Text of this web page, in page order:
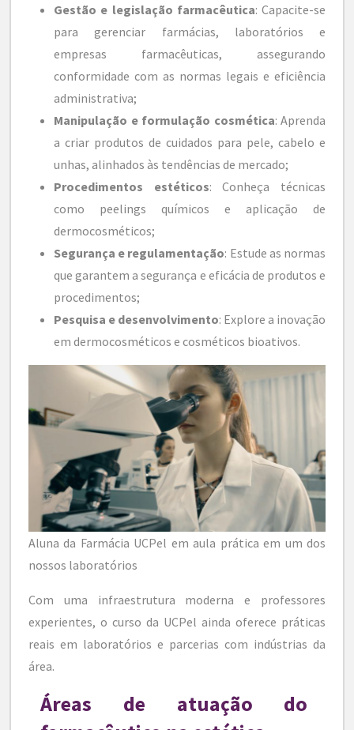
Gestão e legislação farmacêutica: Capacite-se
para gerenciar farmácias, laboratórios e
empresas farmacêuticas, assegurando
conformidade com as normas legais e eficiência
administrativa;
Manipulação e formulação cosmética: Aprenda
a criar produtos de cuidados para pele, cabelo e
unhas, alinhados às tendências de mercado;
Procedimentos estéticos: Conheça técnicas
como peelings químicos e aplicação de
dermocosméticos;
Segurança e regulamentação: Estude as normas
que garantem a segurança e eficácia de produtos e
procedimentos;
Pesquisa e desenvolvimento: Explore a inovação
em dermocosméticos e cosméticos bioativos.
Aluna da Farmácia UCPel em aula prática em um dos
nossos laboratórios
Com uma infraestrutura moderna e professores
experientes, o curso da UCPel ainda oferece práticas
reais em laboratórios e parcerias com indústrias da
área.
Áreas de atuação do